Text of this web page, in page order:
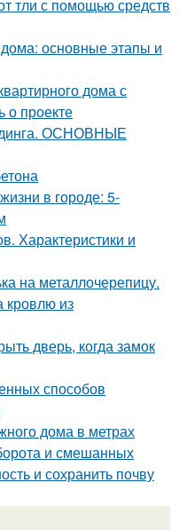
тли с помощью средств
основные этапы и
дома с
о проекте
ОСНОВНЫЕ
в городе: 5-
Характеристики и
на металлочерепицу.
кровлю из
дверь, когда замок
способов
дома в метрах
и смешанных
и сохранить почву